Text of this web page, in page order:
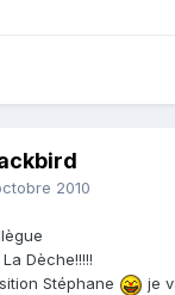
2010
Dèche!!!!!
Stéphane
je